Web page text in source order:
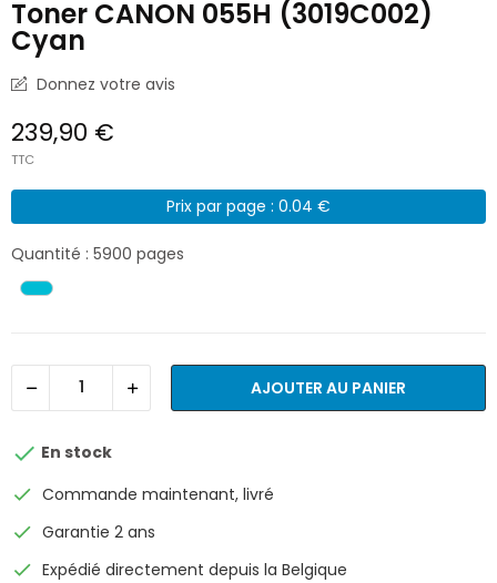
Toner CANON 055H (3019C002)
Cyan
Donnez votre avis
239,90 €
TTC
Prix par page : 0.04 €
Quantité : 5900 pages
AJOUTER AU PANIER
 En stock
check Commande maintenant, livré
check Garantie 2 ans
check Expédié directement depuis la Belgique